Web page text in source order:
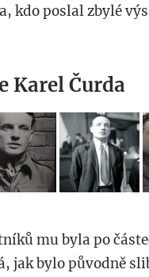
kdo poslal zbylé
Karel Čurda
mu byla po
jak bylo původně